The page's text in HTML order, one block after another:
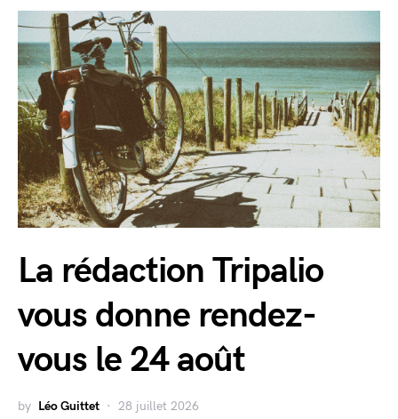
La rédaction Tripalio
vous donne rendez-
vous le 24 août
by Léo Guittet 28 juillet 2026